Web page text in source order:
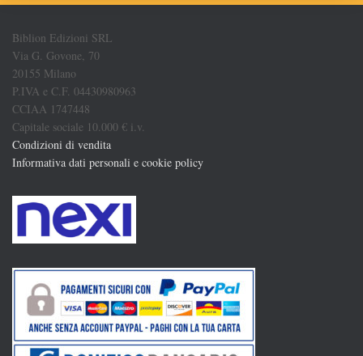
Biblion Edizioni SRL
Via G. Govone, 70
20155 Milano
P.IVA e C.F. 04430980963
CCIAA 1747448
Capitale sociale 10.000 € i.v.
Condizioni di vendita
Informativa dati personali e cookie policy